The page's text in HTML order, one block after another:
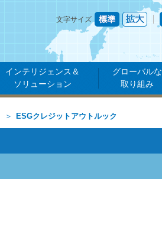
文字サイズ
インテリジェンス＆
ソリューション
グローバルな
取り組み
ESGクレジットアウトルック